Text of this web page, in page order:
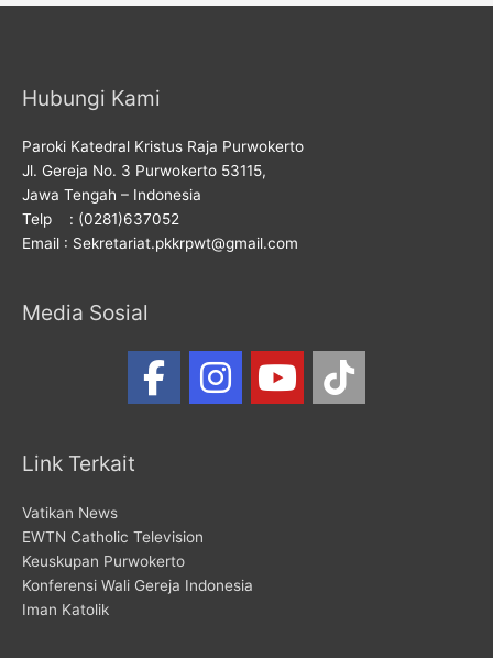
Hubungi Kami
Paroki Katedral Kristus Raja Purwokerto
Jl. Gereja No. 3 Purwokerto 53115,
Jawa Tengah – Indonesia
Telp : (0281)637052
Email : Sekretariat.pkkrpwt@gmail.com
Media Sosial
Link Terkait
Vatikan News
EWTN Catholic Television
Keuskupan Purwokerto
Konferensi Wali Gereja Indonesia
Iman Katolik